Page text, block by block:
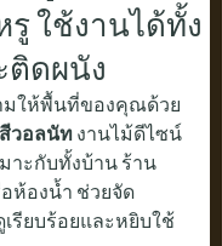
ใช้งานได้ทั้ง
ติดผนัง
มให้พื้นที่ของคุณด้วย
วอลนัท งานไม้ดีไซน์
าะกับทั้งบ้าน ร้าน
ห้องน้ำ ช่วยจัด
รียบร้อยและหยิบใช้